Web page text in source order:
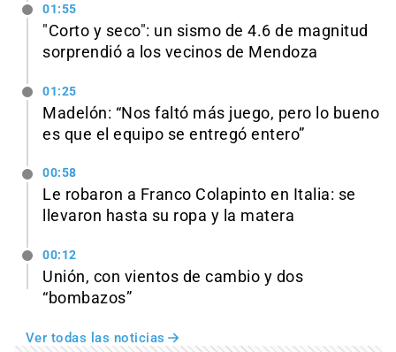
01:55
"Corto y seco": un sismo de 4.6 de magnitud
sorprendió a los vecinos de Mendoza
01:25
Madelón: “Nos faltó más juego, pero lo bueno
es que el equipo se entregó entero”
00:58
Le robaron a Franco Colapinto en Italia: se
llevaron hasta su ropa y la matera
00:12
Unión, con vientos de cambio y dos
“bombazos”
Ver todas las noticias